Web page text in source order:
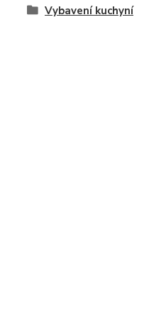
Vybavení kuchyní